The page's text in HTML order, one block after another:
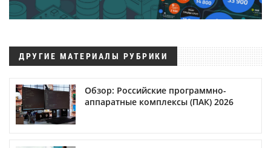
ДРУГИЕ МАТЕРИАЛЫ РУБРИКИ
Обзор: Российские программно-
аппаратные комплексы (ПАК) 2026